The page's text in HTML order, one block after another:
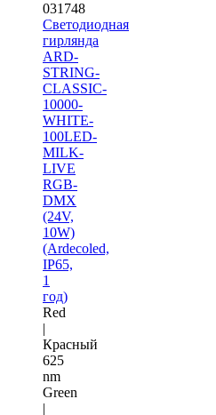
031748
Светодиодная
гирлянда
ARD-
STRING-
CLASSIC-
10000-
WHITE-
100LED-
MILK-
LIVE
RGB-
DMX
(24V,
10W)
(Ardecoled,
IP65,
1
год)
Red
|
Красный
625
nm
Green
|